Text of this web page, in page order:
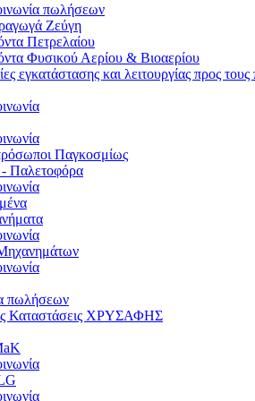
πωλήσεων
Ζεύγη
Πετρελαίου
Φυσικού Αερίου & Βιοαερίου
εγκατάστασης και λειτουργίας προς τους
Παγκοσμίως
Παλετοφόρα
πωλήσεων
Καταστάσεις ΧΡΥΣΑΦΗΣ